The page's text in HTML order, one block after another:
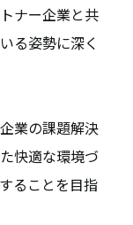
ナー企業と共
る姿勢に深く
業の課題解決
快適な環境づ
ることを目指